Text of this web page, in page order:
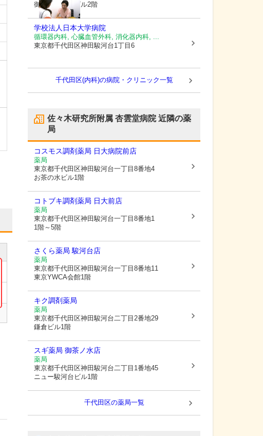
御茶ノ水杏雲ビル2階
学校法人 日本大学病院
循環器内科, 心臓血管外科, 消化器内科, ...
東京都千代田区神田駿河台1丁目6
千代田区(内科)の病院・クリニック一覧
佐々木研究所附属 杏雲堂病院近隣の薬
局
コスモス調剤薬局 日大病院前店
薬局
東京都千代田区神田駿河台一丁目8番地4
お茶の水ビル1階
コトブキ調剤薬局 日大前店
薬局
東京都千代田区神田駿河台一丁目8番地1
1階～5階
さくら薬局 駿河台店
薬局
東京都千代田区神田駿河台一丁目8番地11
東京YWCA会館1階
キク調剤薬局
薬局
東京都千代田区神田駿河台二丁目2番地29
鎌倉ビル1階
スギ薬局 御茶ノ水店
薬局
東京都千代田区神田駿河台二丁目1番地45
ニュー駿河台ビル1階
千代田区の薬局一覧